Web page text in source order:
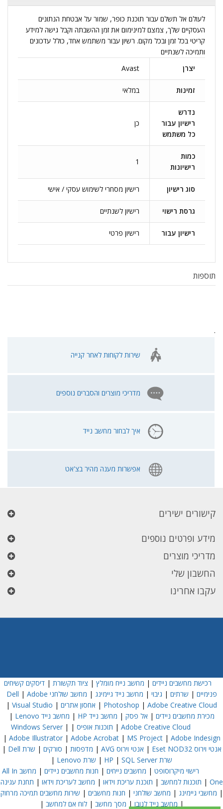
לעולם אל תשלם עבור תוכנת כופר, שמור על אבטחת הנתונים
העסקיים שלך, צמצם למינימום את זמן ההשבתה וקבל גישה למידע
קריטי בכל זמן ובכל מקום. רשיון עבור משתמש אחד, כולל עדכונים
ותמיכה לשנתיים
יצרן
Avast
זמינות במלאי
נדרש
רישיון עבור
כל משתמש
כן
כמות
רישיונות
1
סוג רישיון רישיון מסחרי לשימוש עסקי / אישי
גרסת רישוי רישיון לשנתיים
רישיון עבור רישיון פרטי
תוספות
.
שירות לקוחות לאחר קנייה
מדריכי מוצרים והסברים נוספים
איך לבחור מחשב נייד
אפשרות מענה מהיר בצ'אט
קישורים ישירים
מידע ופרטים נוספים
מדריכי מוצרים
החשבון שלי
עקבו אחרינו
רכישת מחשבים ניידים | מחשב נייח מומלץ | ציוד תקשורת |דיסקים קשיחים
פנימיים | שרתים | גיבוי | מחשב נייד גיימינג | מחשב שולחני Dell | Adobe
Photoshop | Adobe Creative Cloud
| אחסון אתרים |
Visual Studio
|
מכירת מחשבים ניידים | אל פסק | מחשב נייד HP | מחשב נייד Lenovo
|
Adobe Creative Cloud
| תוכנות אופיס |
Windows Server|
Adobe Illustrator| Adobe Acrobat| MS Project| Adobe Indesign
|
אנטי וירוס Eset NOD32
| אנטי וירוס AVG | מדפסות | סורקים | שרת Dell
|
שרת HP
| SQL Server
| שרת Lenovo
|
רישוי מיקרוסופט | מחשבים נייחים | חנות מחשבים ניידים |
מחשב All In
One
| תוכנות למחשב | תוכנת עריכת וידאו | מחשב לעריכת וידאו | תחנת עגינה
| מחשבי גיימינג | מחשב שולחני | חנות מחשבים | שירות מחשבים תמיכה מרחוק
| מחשב נייד לנובו | מסך מחשב |לוח אם למחשב |